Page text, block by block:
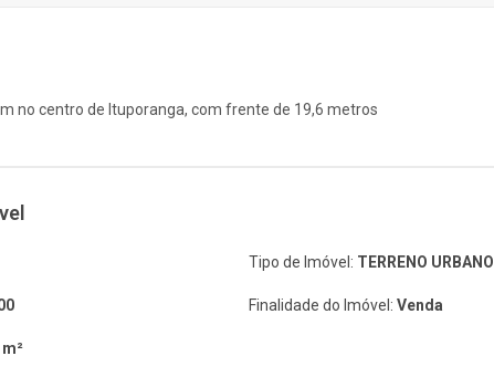
no centro de Ituporanga, com frente de 19,6 metros
Tipo de Imóvel: TERRENO URBANO
Finalidade do Imóvel: Venda